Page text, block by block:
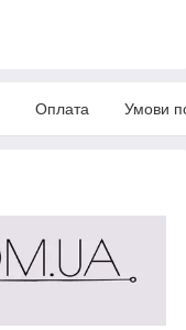
Оплата Умови